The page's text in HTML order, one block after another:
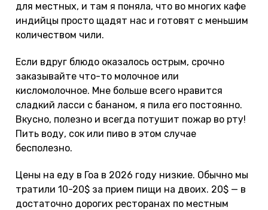
для местных, и там я поняла, что во многих кафе
индийцы просто щадят нас и готовят с меньшим
количеством чили.
Если вдруг блюдо оказалось острым, срочно
заказывайте что-то молочное или
кисломолочное. Мне больше всего нравится
сладкий ласси с бананом, я пила его постоянно.
Вкусно, полезно и всегда потушит пожар во рту!
Пить воду, сок или пиво в этом случае
бесполезно.
Цены на еду в Гоа в 2026 году низкие. Обычно мы
тратили 10-20$ за прием пищи на двоих. 20$ — в
достаточно дорогих ресторанах по местным